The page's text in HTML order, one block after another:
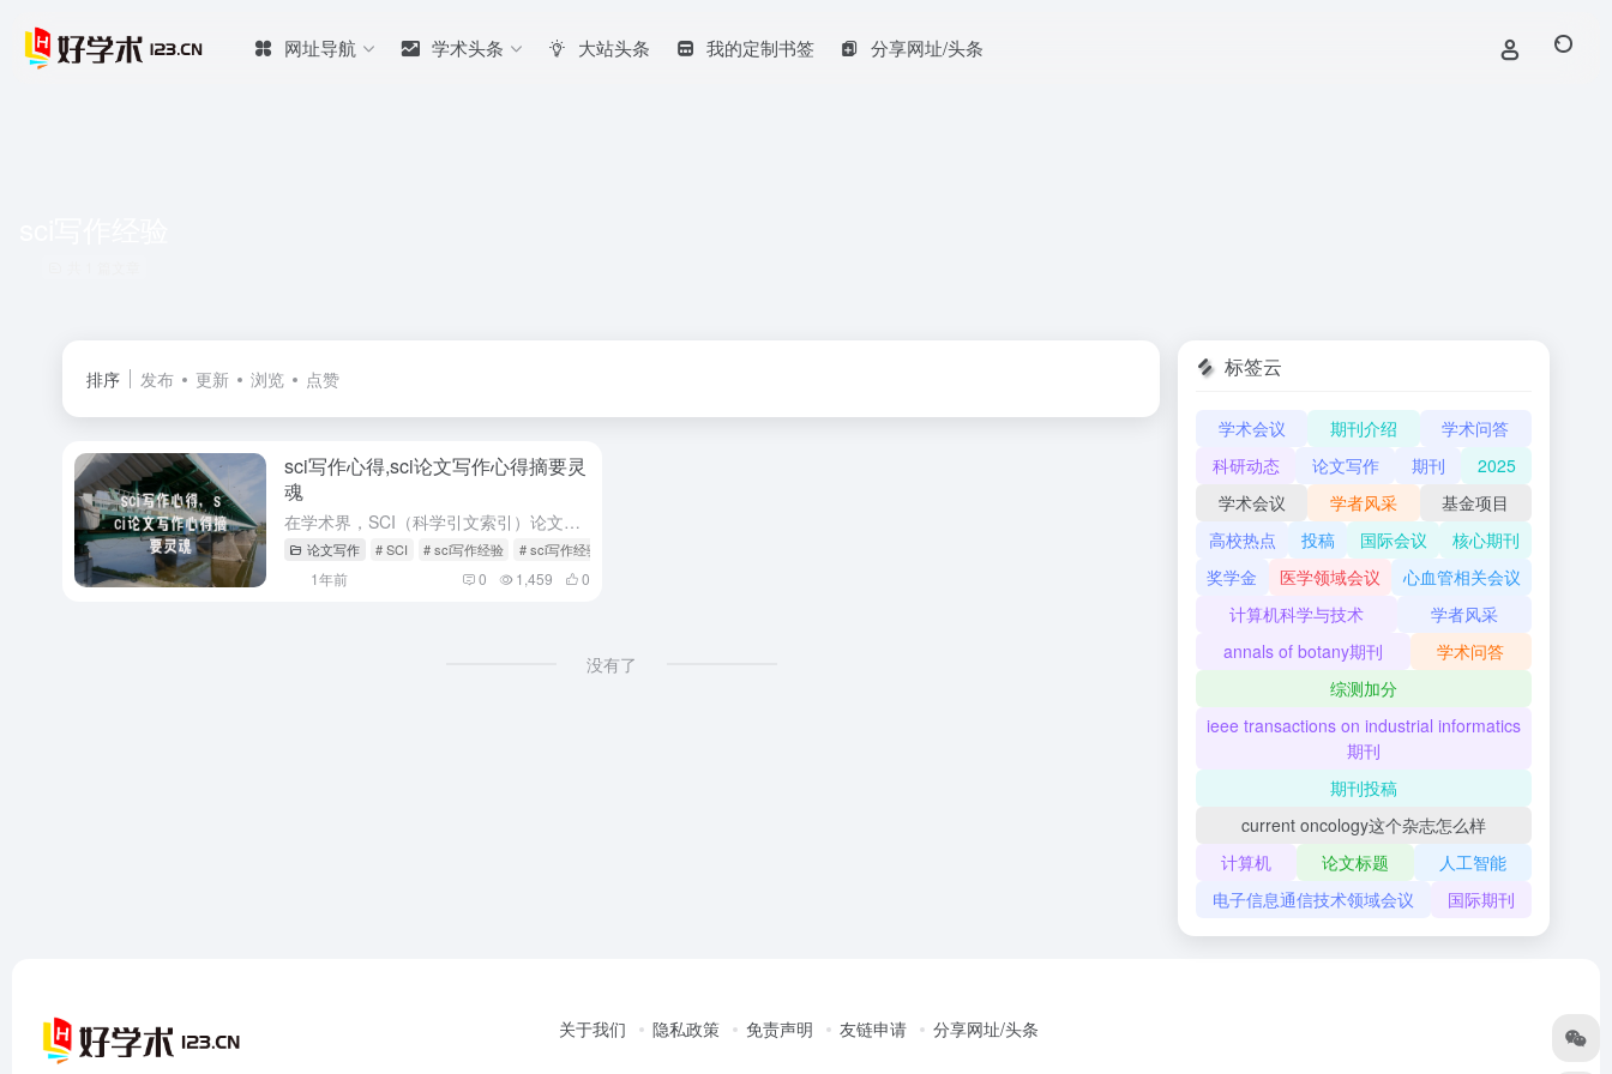
网址导航 学术头条 大站头条 我的定制书签 分享网址/头条
排序 发布 更新 浏览 点赞
sci写作心得,sci论文写作心得摘要灵
魂
在学术界，SCI（科学引文索引）论文是衡量一个研究者学术水平的重要标准。本文将分享一些关于SCI写作的心得体会，帮助研究者提高论文写作质量，增加发表的可能性。
论文写作 # SCI # sci写作经验 # sci写作经验分享
1年前 0 1,459 0
没有了
标签云
学术会议 期刊介绍
学术问答
科研动态
论文写作 期刊
2025
学术会议
学者风采
基金项目
高校热点
投稿 国际会议
核心期刊
奖学金
医学领域会议
心血管相关会议
计算机科学与技术
学者风采
annals of botany期刊
学术问答
综测加分
ieee transactions on industrial informatics
期刊
期刊投稿
current oncology这个杂志怎么样
计算机
论文标题
人工智能
电子信息通信技术领域会议
国际期刊
关于我们 隐私政策 免责声明 友链申请 分享网址/头条